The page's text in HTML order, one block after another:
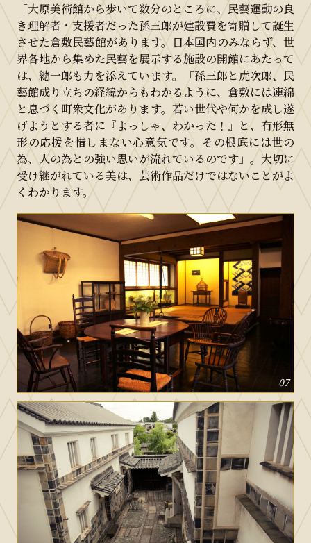
「大原美術館から歩いて数分のところに、民藝運動の良
き理解者・支援者だった孫三郎が建設費を寄贈して誕生
させた倉敷民藝館があります。日本国内のみならず、世
界各地から集めた民藝を展示する施設の開館にあたって
は、總一郎も力を添えています。「孫三郎と虎次郎、民
藝館成り立ちの経緯からもわかるように、倉敷には連綿
と息づく町衆文化があります。若い世代や何かを成し遂
げようとする者に『よっしゃ、わかった！』と、有形無
形の応援を惜しまない心意気です。その根底には世の
為、人の為との強い思いが流れているのです」。大切に
受け継がれている美は、芸術作品だけではないことがよ
くわかります。
07